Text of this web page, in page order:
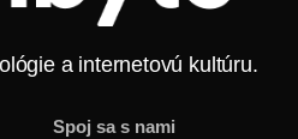
a internetovú kultúru.
Spoj sa s nami